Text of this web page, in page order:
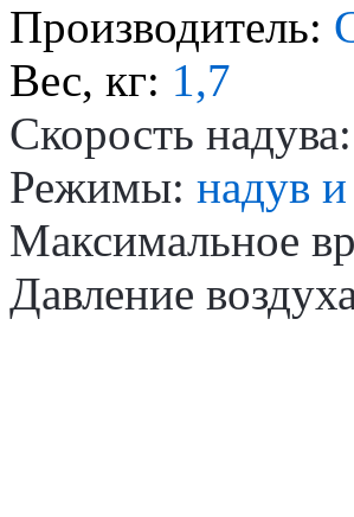
Производитель:
Вес, кг: 1,7
Скорость надува:
Режимы: надув
Максимальное
Давление